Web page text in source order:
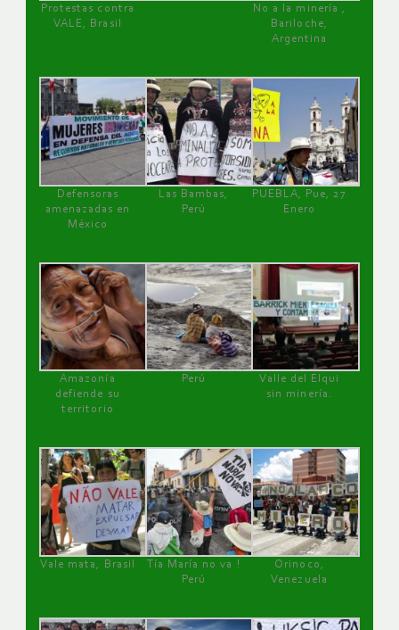
Protestas contra
VALE, Brasil
No a la minería ,
Bariloche,
Argentina
Defensoras
amenazadas en
México
Las Bambas,
Perú
PUEBLA, Pue, 27
Enero
Amazonía
defiende su
territorio
Perú
Valle del Elqui
sin minería.
Vale mata, Brasil
Tía María no va !
Perú
Orinoco,
Venezuela